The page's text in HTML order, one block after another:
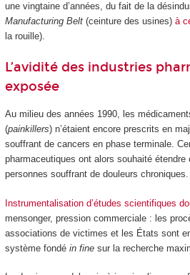
une vingtaine d’années, du fait de la
Manufacturing Belt(ceinture des usines) à
la rouille).
L’avidité des industries
exposée
Au milieu des années 1990, les
(painkillers) n’étaient encore prescrits en
souffrant de cancers en phase terminale.
pharmaceutiques ont alors souhaité étendre
personnes souffrant de douleurs
Instrumentalisation d’études scientifiques
mensonger, pression commerciale : les
associations de victimes et les États sont
système fondé in finesur la recherche